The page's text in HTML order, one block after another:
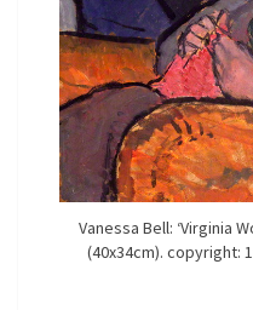
Vanessa Bell: ‘Virginia
(40x34cm). copyright: